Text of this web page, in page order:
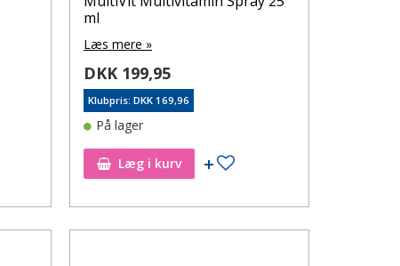
til ønskeseddel
ml
Læs mere »
DKK 199,95
Klubpris: DKK 169,96
På lager
Læg i kurv Tilføj til ønskeseddel